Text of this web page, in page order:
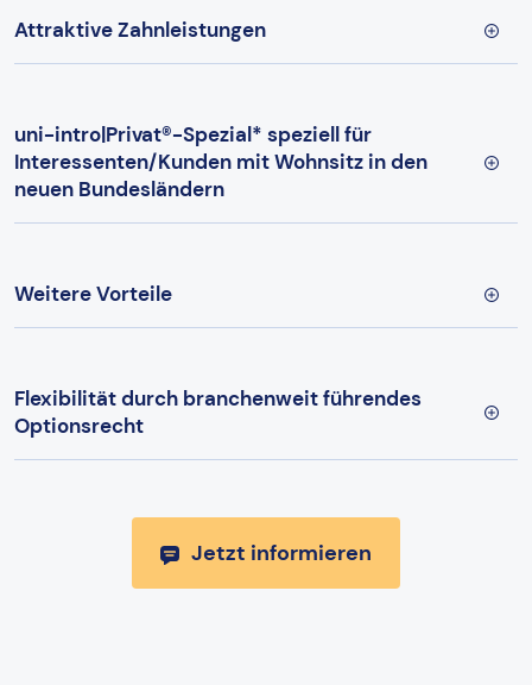
Attraktive Zahnleistungen
uni-intro|Privat®-Spezial* speziell für
Interessenten/Kunden mit Wohnsitz in den
neuen Bundesländern
Weitere Vorteile
Flexibilität durch branchenweit führendes
Optionsrecht
Jetzt informieren